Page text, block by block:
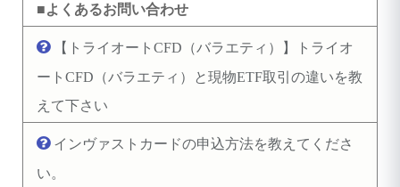
■よくあるお問い合わせ
【トライオートCFD（バラエティ）】トライオ
ートCFD（バラエティ）と現物ETF取引の違いを教
えて下さい
インヴァストカードの申込方法を教えてくださ
い。